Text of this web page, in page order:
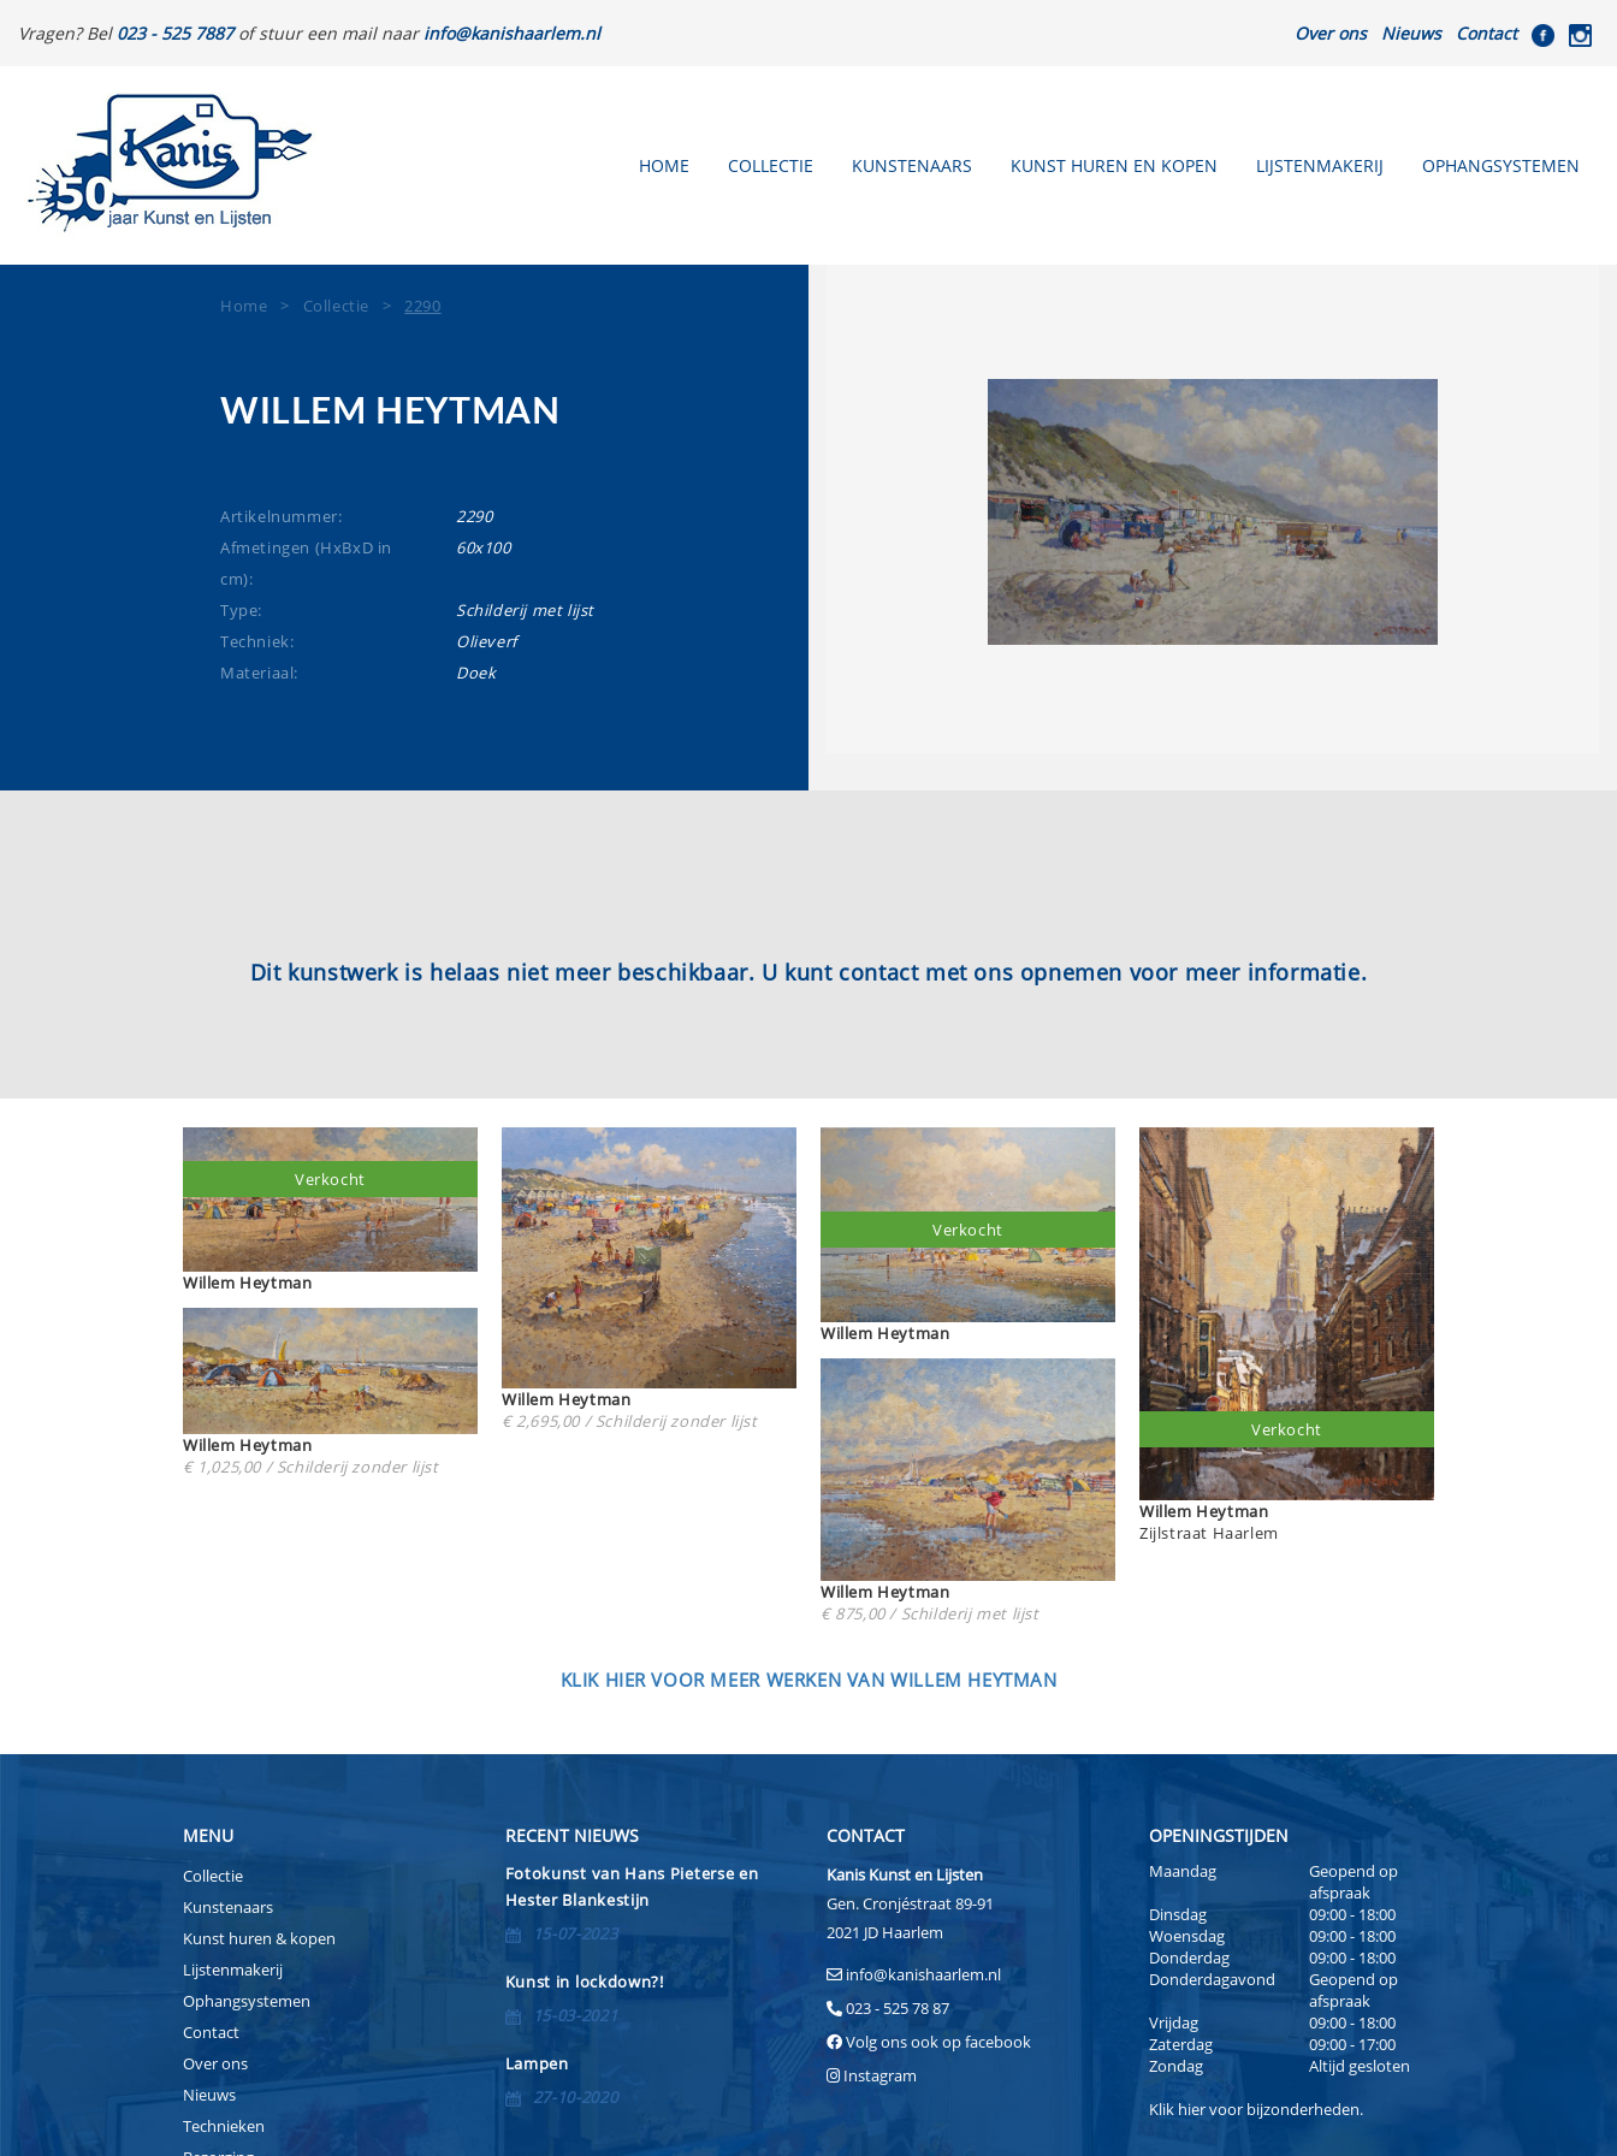
Vragen? Bel 023 - 525 7887of stuur een mail naarinfo@kanishaarlem.nl Over ons Nieuws Contact
HOME COLLECTIE KUNSTENAARS KUNST HUREN EN KOPEN LIJSTENMAKERIJ OPHANGSYSTEMEN
Home > Collectie >2290
WILLEM HEYTMAN
Artikelnummer:
2290
Afmetingen (HxBxD in
cm):
60x100
Type:
Schilderij met lijst
Techniek:
Olieverf
Materiaal:
Doek
Dit kunstwerk is helaas niet meer beschikbaar. U kunt contact met ons opnemen voor meer informatie.
Willem Heytman
Verkocht
Willem Heytman
€ 1,025,00 / Schilderij zonder lijst
Willem Heytman
€ 2,695,00 / Schilderij zonder lijst
Willem Heytman
Verkocht
Willem Heytman
€ 875,00 / Schilderij met lijst
Willem Heytman
Zijlstraat Haarlem
Verkocht
KLIK HIER VOOR MEER WERKEN VAN WILLEM HEYTMAN
MENU
Collectie
Kunstenaars
Kunst huren & kopen
Lijstenmakerij
Ophangsystemen
Contact
Over ons
Nieuws
Technieken
RECENT NIEUWS
Fotokunst van Hans Pieterse en
Hester Blankestijn
15-07-2023
Kunst in lockdown?!
15-03-2021
Lampen
27-10-2020
CONTACT
Kanis Kunst en Lijsten
Gen. Cronjéstraat 89-91
2021 JD Haarlem
info@kanishaarlem.nl
023 - 525 78 87
Volg ons ook op facebook
Instagram
OPENINGSTIJDEN
Maandag
Geopend op
afspraak
Dinsdag
09:00 - 18:00
Woensdag
09:00 - 18:00
Donderdag
09:00 - 18:00
Donderdagavond
Geopend op
afspraak
Vrijdag
09:00 - 18:00
Zaterdag
09:00 - 17:00
Zondag
Altijd gesloten
Klik hiervoor bijzonderheden.